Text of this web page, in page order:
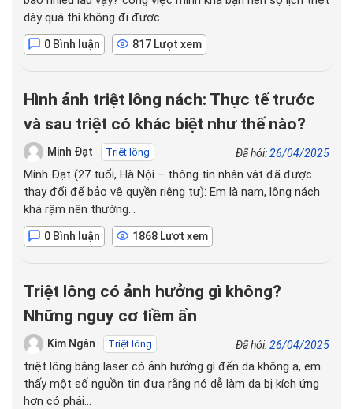
dày quá thì không đi được
0 Bình luận 817 Lượt xem
Hình ảnh triệt lông nách: Thực tế trước
và sau triệt có khác biệt như thế nào?
Minh Đạt Triệt lông Đã hỏi:26/04/2025
Minh Đạt (27 tuổi, Hà Nội – thông tin nhân vật đã được
thay đổi để bảo vệ quyền riêng tư): Em là nam, lông nách
khá rậm nên thường…
0 Bình luận 1868 Lượt xem
Triệt lông có ảnh hưởng gì không?
Những nguy cơ tiềm ẩn
Kim Ngân Triệt lông Đã hỏi:26/04/2025
triệt lông bằng laser có ảnh hưởng gì đến da không ạ, em
thấy một số nguồn tin đưa rằng nó dễ làm da bị kích ứng
hơn có phải…